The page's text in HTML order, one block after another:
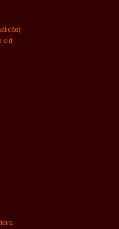
cid